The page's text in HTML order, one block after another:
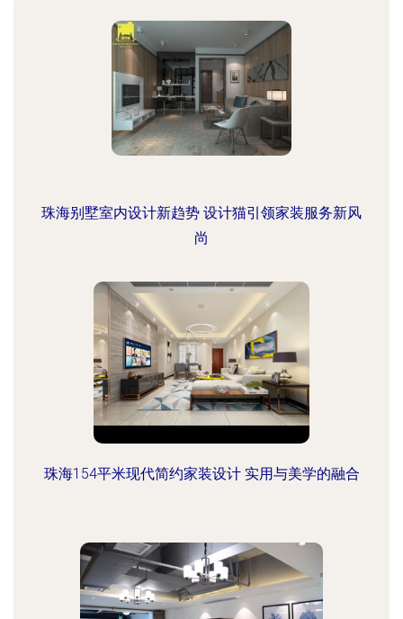
珠海别墅室内设计新趋势 设计猫引领家装服务新风
尚
珠海154平米现代简约家装设计 实用与美学的融合